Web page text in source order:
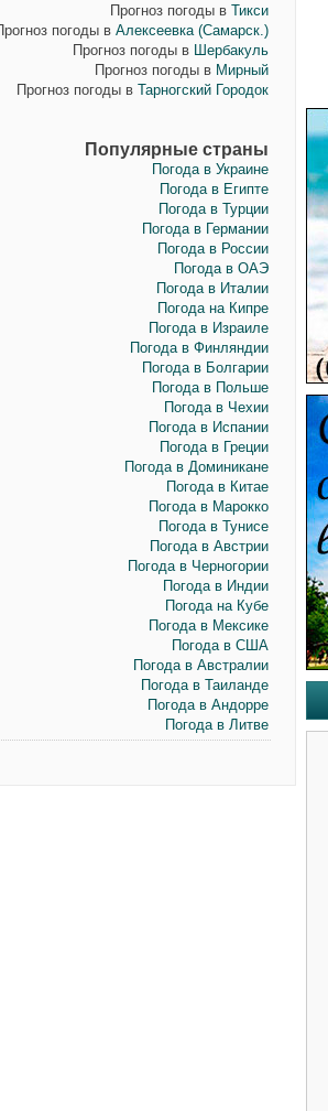
Прогноз погоды в Тикси
погоды в Алексеевка (Самарск.)
Прогноз погоды в Шербакуль
Прогноз погоды в Мирный
Прогноз погоды в Тарногский Городок
Популярные страны
Погода в Украине
Погода в Египте
Погода в Турции
Погода в Германии
Погода в России
Погода в ОАЭ
Погода в Италии
Погода на Кипре
Погода в Израиле
Погода в Финляндии
Погода в Болгарии
Погода в Польше
Погода в Чехии
Погода в Испании
Погода в Греции
Погода в Доминикане
Погода в Китае
Погода в Марокко
Погода в Тунисе
Погода в Австрии
Погода в Черногории
Погода в Индии
Погода на Кубе
Погода в Мексике
Погода в США
Погода в Австралии
Погода в Таиланде
Погода в Андорре
Погода в Литве